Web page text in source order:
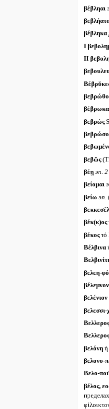
βέβληαι
βέβληκα
I
II
βέβρωκα
βεβρώς
βεβῶς
βέῃ эп.
βείομαι
βείω эп.
βέκ(κ)ος
βέκοςτό
Βέλβινα
βελεη-
βέλεμνον
βελένιον
βελεσσι-
βελόνη ἡ
βελονο-
Βελο-
βέλος,